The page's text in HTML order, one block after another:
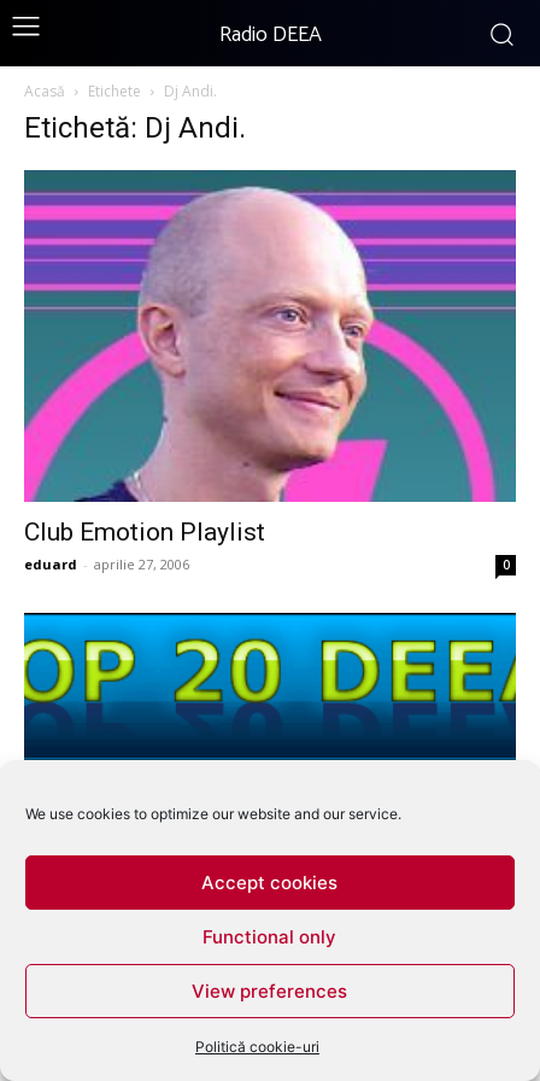
We use cookies to optimize our website and our service.
Accept cookies
Functional only
View preferences
Politică cookie-uri
Radio DEEA
Acasă Etichete Dj Andi.
Etichetă: Dj Andi.
Club Emotion Playlist
eduard - aprilie 27, 2006 0
eduard - august 19, 2004